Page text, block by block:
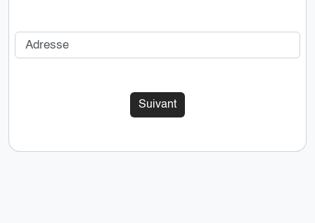
Adresse
Suivant